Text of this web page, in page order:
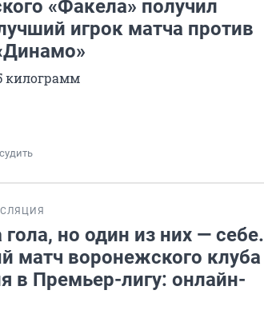
«Факела» получил
игрок матча против
килограмм
но один из них — себе.
матч воронежского клуба
в Премьер-лигу: онлайн-